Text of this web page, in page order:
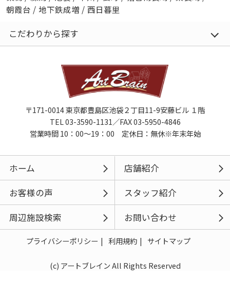
朝霞台 / 地下鉄成増 / 西日暮里
こだわりから探す
〒171-0014 東京都豊島区池袋２丁目11-9安藤ビル １階
TEL 03-3590-1131／FAX 03-5950-4846
営業時間 10：00～19：00 定休日：無休※年末年始
ホーム
店舗紹介
お客様の声
スタッフ紹介
周辺施設検索
お問い合わせ
プライバシーポリシー 利用規約 サイトマップ
(c) アートブレイン All Rights Reserved